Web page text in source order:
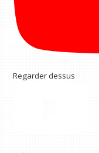
Regarder dessus